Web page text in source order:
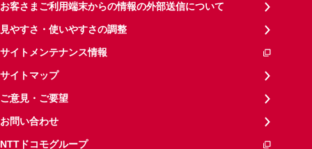
お客さまご利用端末からの情報の外部送信について
見やすさ・使いやすさの調整
サイトメンテナンス情報
サイトマップ
ご意見・ご要望
お問い合わせ
NTTドコモグループ